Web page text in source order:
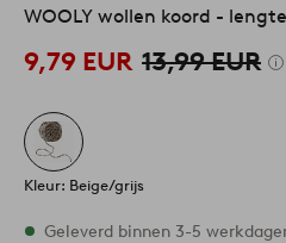
WOOLY wollen koord -
9,79 EUR 13,99 EUR
Kleur: Beige/grijs
Op voorraad
Geleverd binnen 3-5